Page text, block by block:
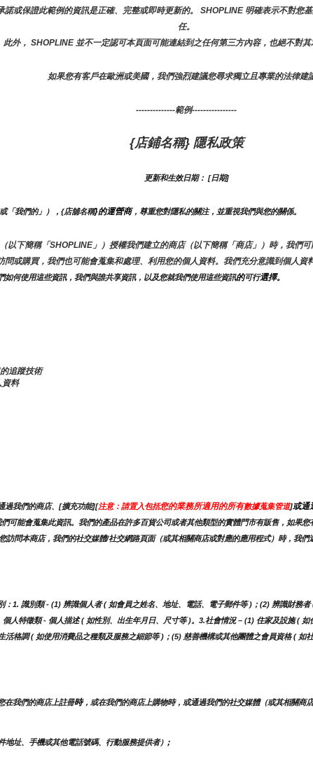
或保證此範例的資訊是正確、完整或即時更新的。 SHOPLINE 明確表示不對您
任。
此外， SHOPLINE 並不一定認可本頁面可能連結到之任何第三方內容，也絕不對其
如果您有客戶在歐洲或美國，我們強烈建議您尋求獨立且專業的法律建
--------------範例----------------
{店鋪名稱} 隱私政策
更新和生效日期： [日期]
「我們的」），{店舖名稱}的運營商，尊重您對隱私的關注，並重視我們與您的關係。
以下簡稱「SHOPLINE」）授權我們建立的商店（以下簡稱「商店」）時，我們
或購買，我們也可能會蒐集和處理、利用您的個人資料。我們充分意識到個人資
何使用這些資訊，我們與誰共享資訊，以及您就我們使用這些資訊的可行選擇。
追蹤技術
資料
過我們的商店、[擴充功能][注意：請置入包括您的業務所適用的所有數據蒐集管道]或通
可能會蒐集此資訊。我們的產品在許多百貨公司或者其他類型的實體門市有販售，如果
訪問本商店，我們的社交媒體/社交網路頁面（或其相關商店或對應的應用程式）時，我
：1. 識別類 - (1) 辨識個人者 ( 如會員之姓名、地址、電話、電子郵件等 )；(2) 辨識財務
人特徵類 - 個人描述 ( 如性別、出生年月日、尺寸等 )。3.社會情況 – (1) 住家及設施 (
格調 ( 如使用消費品之種類及服務之細節等 )；(5) 慈善機構或其他團體之會員資格 ( 如
在我們的商店上註冊時，或在我們的商店上購物時，或通過我們的社交媒體（或其相關商
地址、手機或其他電話號碼、行動服務提供者）;